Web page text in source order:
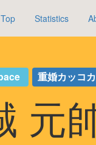
Top Statistics
重婚カッコ
元